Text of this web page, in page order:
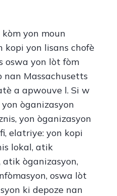
yon moun
kopi yon lisans chofè
oswa yon lòt fòm
nan Massachusetts
a apwouve l. Si w
òganizasyon
yon òganizasyon
elatriye: yon kopi
lokal, atik
atik òganizasyon,
oswa lòt
ki depoze nan